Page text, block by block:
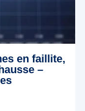
en faillite,
–